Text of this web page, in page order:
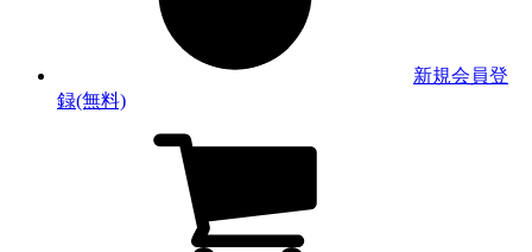
新規会員登
録(無料)